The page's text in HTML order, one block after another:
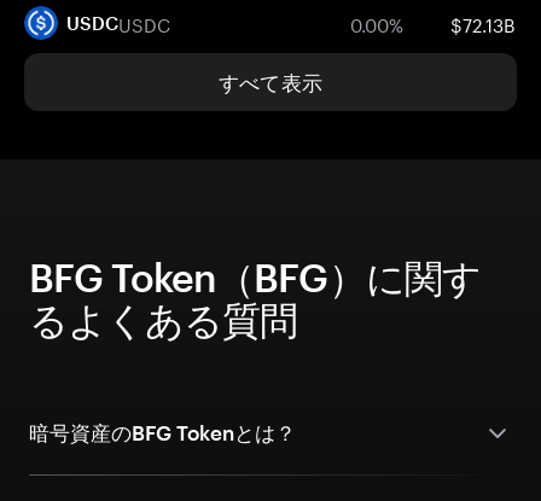
USDCUSDC 0.00% $72.13B
すべて表示
BFG Token（BFG）に関す
るよくある質問
暗号資産のBFG Tokenとは？